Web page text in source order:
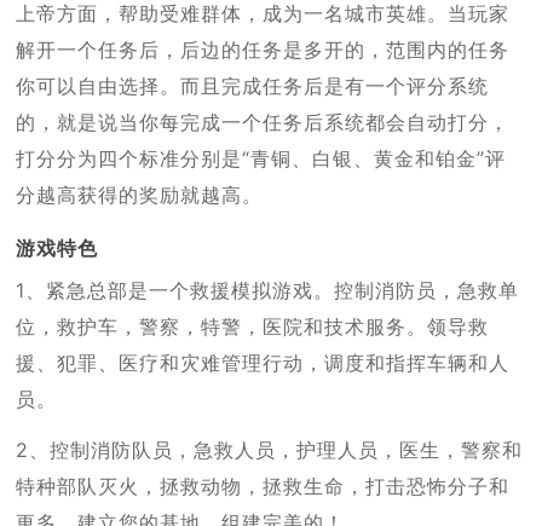
上帝方面，帮助受难群体，成为一名城市英雄。当玩家
解开一个任务后，后边的任务是多开的，范围内的任务
你可以自由选择。而且完成任务后是有一个评分系统
的，就是说当你每完成一个任务后系统都会自动打分，
打分分为四个标准分别是“青铜、白银、黄金和铂金”评
分越高获得的奖励就越高。
游戏特色
1、紧急总部是一个救援模拟游戏。控制消防员，急救单
位，救护车，警察，特警，医院和技术服务。领导救
援、犯罪、医疗和灾难管理行动，调度和指挥车辆和人
员。
2、控制消防队员，急救人员，护理人员，医生，警察和
特种部队灭火，拯救动物，拯救生命，打击恐怖分子和